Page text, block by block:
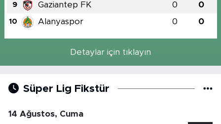
9 Gaziantep FK 0 0
10 Alanyaspor 0 0
Detaylar için tıklayın
Süper Lig Fikstür
14 Ağustos, Cuma